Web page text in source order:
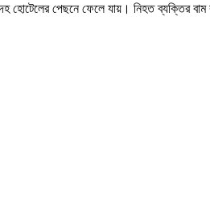
পেছনে ফেলে যায়। নিহত ব্যক্তির বাম